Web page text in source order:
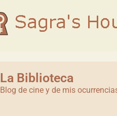
La Biblioteca
Blog de cine y de mis